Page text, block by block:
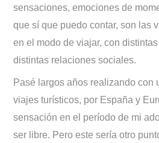
sensaciones, emociones de
que sí que puedo contar, son las
en el modo de viajar, con
distintas relaciones sociales.
Pasé largos años realizando con
viajes turísticos, por España y
sensación en el período de mi
ser libre. Pero este sería otro